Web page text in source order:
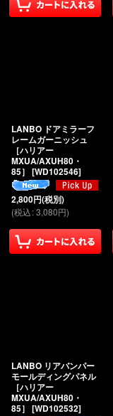
LANBO ドアミラーフ
レームガーニッシュ
［ハリアー
MXUA/AXUH80・
85］ [WD102546]
2,800円(税別)
(税込:3,080円)
LANBO リアバンパー
モールディングパネル
［ハリアー
MXUA/AXUH80・
85］ [WD102532]